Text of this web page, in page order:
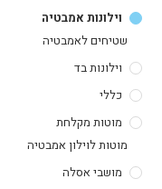
וילונות אמבטיה
שטיחים לאמבטיה
וילונות בד
כללי
מוטות מקלחת
מוטות לוילון אמבטיה
מושבי אסלה